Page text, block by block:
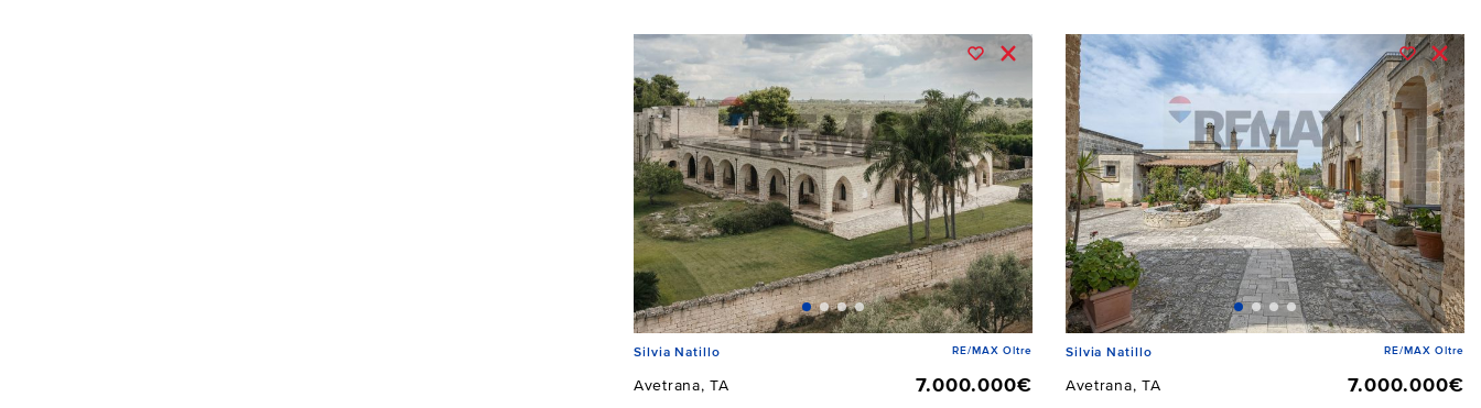
Silvia Natillo RE/MAX Oltre
Avetrana, TA
7.000.000€
Silvia Natillo RE/MAX Oltre
Avetrana, TA
7.000.000€